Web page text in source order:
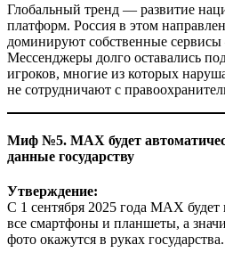
Глобальный тренд — развитие
платформ. Россия в этом
доминируют собственные
Мессенджеры долго оставались
игроков, многие из которых
не сотрудничают с
Миф №5. MAX будет
данные государству
Утверждение:
С 1 сентября 2025 года MAX будет
все смартфоны и планшеты, а
фото окажутся в руках государства.